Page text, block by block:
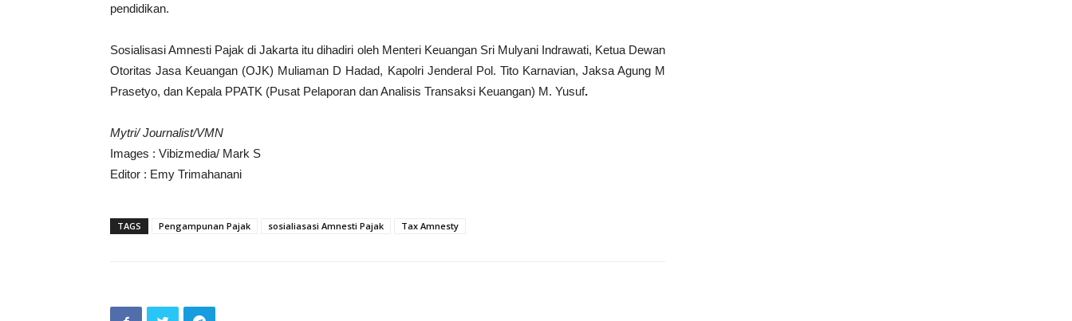
pendidikan.
Sosialisasi Amnesti Pajak di Jakarta itu dihadiri oleh Menteri Keuangan Sri Mulyani Indrawati, Ketua Dewan
Otoritas Jasa Keuangan (OJK) Muliaman D Hadad, Kapolri Jenderal Pol. Tito Karnavian, Jaksa Agung M
Prasetyo, dan Kepala PPATK (Pusat Pelaporan dan Analisis Transaksi Keuangan) M. Yusuf.
Mytri/ Journalist/VMN
Images : Vibizmedia/ Mark S
Editor : Emy Trimahanani
TAGS Pengampunan Pajak sosialiasasi Amnesti Pajak Tax Amnesty